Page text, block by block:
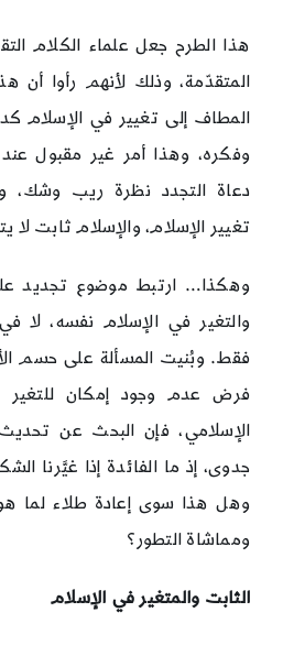
هذا الطرح جعل علماء الكلام
المتقدّمة، وذلك لأنهم رأوا أن
المطاف إلى تغيير في الإسلام
وفكره، وهذا أمر غير مقبول
دعاة التجدد نظرة ريب وشك،
تغيير الإسلام، والإسلام ثابت لا
وهكذا… ارتبط موضوع تجديد
والتغير في الإسلام نفسه، لا
فقط. وبُنيت المسألة على حسم
فرض عدم وجود إمكان
الإسلامي، فإن البحث عن
جدوى، إذ ما الفائدة إذا غيَّرنا
وهل هذا سوى إعادة طلاء لما
ومماشاة التطور؟
الثابت والمتغير في الإسلام